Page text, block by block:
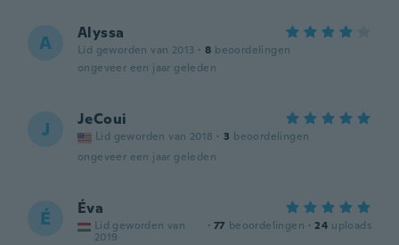
A Alyssa
Lid geworden van 2013 · 8 beoordelingen
ongeveer een jaar geleden
J JeCoui
Lid geworden van 2018 · 3 beoordelingen
ongeveer een jaar geleden
É Éva
Lid geworden van
2019
· 77 beoordelingen · 24 uploads